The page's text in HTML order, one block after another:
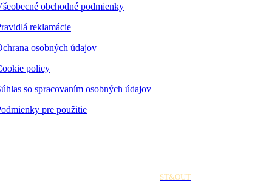
obchodné podmienky
reklamácie
osobných údajov
policy
so spracovaním osobných údajov
pre použitie
ST&OUT